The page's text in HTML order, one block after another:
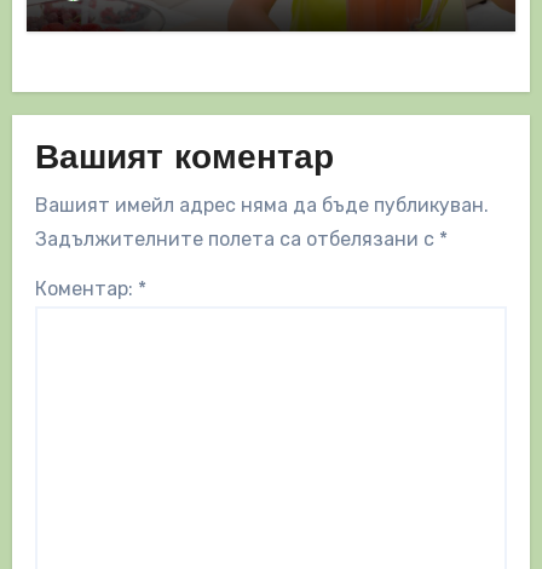
Вашият коментар
Вашият имейл адрес няма да бъде публикуван.
Задължителните полета са отбелязани с *
Коментар: *